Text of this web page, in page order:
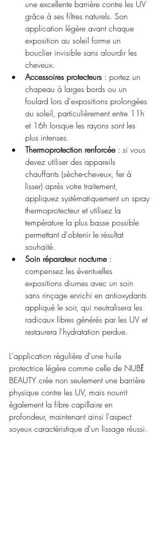
une excellente barrière contre les UV
grâce à ses filtres naturels. Son
application légère avant chaque
exposition au soleil forme un
bouclier invisible sans alourdir les
cheveux.
Accessoires protecteurs : portez un
chapeau à larges bords ou un
foulard lors d'expositions prolongées
au soleil, particulièrement entre 11h
et 16h lorsque les rayons sont les
plus intenses.
Thermoprotection renforcée : si vous
devez utiliser des appareils
chauffants (sèche-cheveux, fer à
lisser) après votre traitement,
appliquez systématiquement un spray
thermoprotecteur et utilisez la
température la plus basse possible
permettant d'obtenir le résultat
souhaité.
Soin réparateur nocturne :
compensez les éventuelles
expositions diurnes avec un soin
sans rinçage enrichi en antioxydants
appliqué le soir, qui neutralisera les
radicaux libres générés par les UV et
restaurera l'hydratation perdue.
L'application régulière d'une huile
protectrice légère comme celle de NUBĒ
BEAUTY crée non seulement une barrière
physique contre les UV, mais nourrit
également la fibre capillaire en
profondeur, maintenant ainsi l'aspect
soyeux caractéristique d'un lissage réussi.